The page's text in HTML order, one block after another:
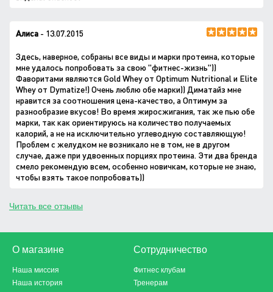
Алиса - 13.07.2015
Здесь, наверное, собраны все виды и марки протеина, которые
мне удалось попробовать за свою "фитнес-жизнь"))
Фаворитами являются Gold Whey от Optimum Nutritional и Elite
Whey от Dymatize!) Очень люблю обе марки)) Диматайз мне
нравится за соотношения цена-качество, а Оптимум за
разнообразие вкусов! Во время жиросжигания, так же пью обе
марки, так как ориентируюсь на количество получаемых
калорий, а не на исключительно углеводную составляющую!
Проблем с желудком не возникало не в том, не в другом
случае, даже при удвоенных порциях протеина. Эти два бренда
смело рекомендую всем, особенно новичкам, которые не знаю,
чтобы взять такое попробовать))
Читать все отзывы
О магазине
Наша миссия
Наша история
Сотрудничество
Фитнес клубам
Тренерам